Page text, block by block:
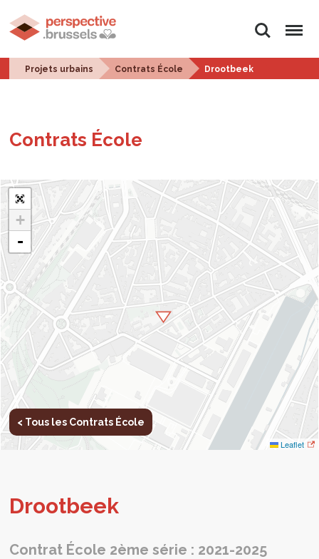
Rechercher
Menu
Projets urbains Contrats École Drootbeek
Contrats École
+
-
Leaflet
< Tous les Contrats École
Droot­beek
Contrat École 2ème série : 2021-2025